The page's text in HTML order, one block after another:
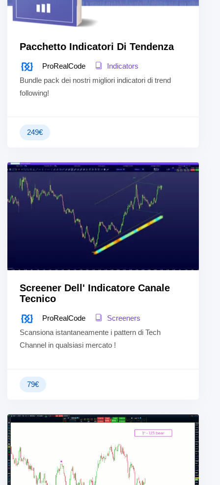
Pacchetto Indicatori Di Tendenza
ProRealCode
Indicators
Bundle pack dei nostri migliori indicatori di trend
following!
249€
Screener Dell' Indicatore Canale
Tecnico
ProRealCode
Screeners
Scansiona istantaneamente i pattern di Tech
Channel in qualsiasi mercato !
79€